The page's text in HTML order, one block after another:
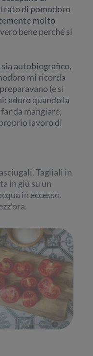
di pomodoro
molto
bene perché si
autobiografico,
mi ricorda
(e si
adoro quando la
da mangiare,
lavoro di
Tagliali in
in giù su un
in eccesso.